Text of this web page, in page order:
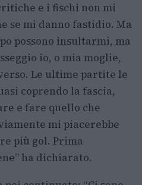
e i fischi non mi
se mi danno fastidio. Ma
possono insultarmi, ma
io, o mia moglie,
Le ultime partite le
coprendo la fascia,
e fare quello che
mi piacerebbe
più gol. Prima
ha dichiarato.